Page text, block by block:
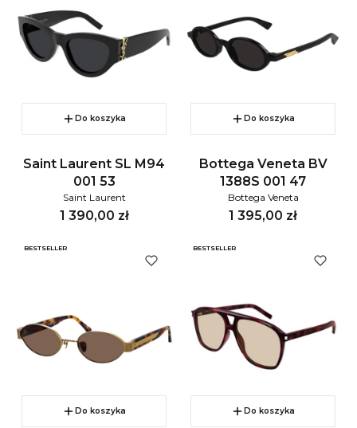
Do koszyka
Saint Laurent SL M94
001 53
Saint Laurent
Cena
1 390,00 zł
Do koszyka
Bottega Veneta BV
1388S 001 47
Bottega Veneta
Cena
1 395,00 zł
BESTSELLER
Do koszyka
BESTSELLER
Do koszyka